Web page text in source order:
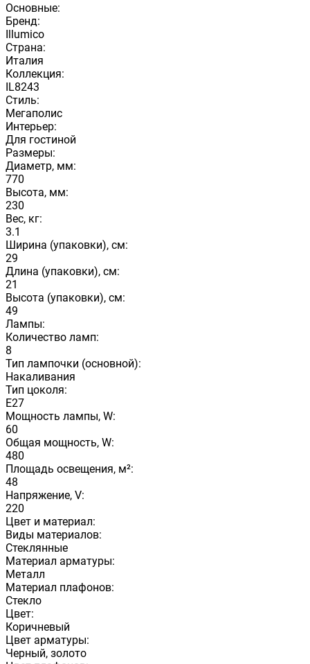
Основные:
Бренд:
Illumico
Страна:
Италия
Коллекция:
IL8243
Стиль:
Мегаполис
Интерьер:
Для гостиной
Размеры:
Диаметр, мм:
770
Высота, мм:
230
Вес, кг:
3.1
Ширина (упаковки), см:
29
Длина (упаковки), см:
21
Высота (упаковки), см:
49
Лампы:
Количество ламп:
8
Тип лампочки (основной):
Накаливания
Тип цоколя:
E27
Мощность лампы, W:
60
Общая мощность, W:
480
Площадь освещения, м²:
48
Напряжение, V:
220
Цвет и материал:
Виды материалов:
Стеклянные
Материал арматуры:
Металл
Материал плафонов:
Стекло
Цвет:
Коричневый
Цвет арматуры:
Черный, золото